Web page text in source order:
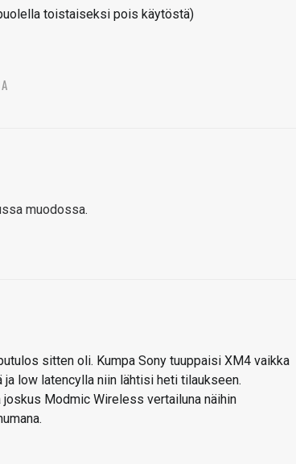
toistaiseksi pois käytöstä)
muodossa.
sitten oli. Kumpa Sony tuuppaisi XM4 vaikka
low latencylla niin lähtisi heti tilaukseen.
Modmic Wireless vertailuna näihin